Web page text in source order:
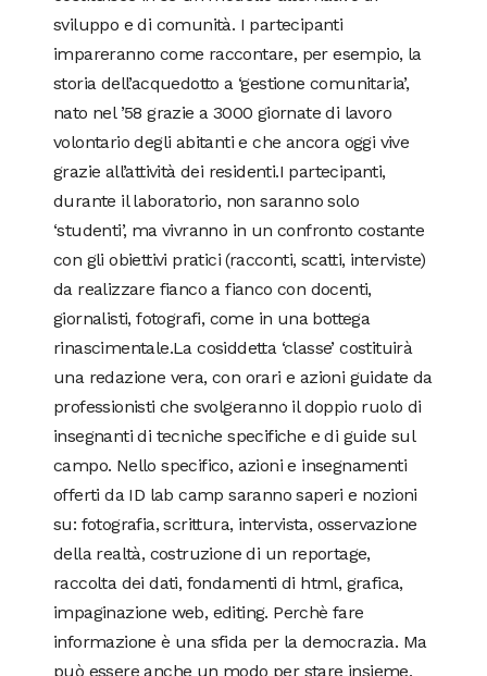
sviluppo e di comunità. I partecipanti
impareranno come raccontare, per esempio, la
storia dell’acquedotto a ‘gestione comunitaria’,
nato nel ’58 grazie a 3000 giornate di lavoro
volontario degli abitanti e che ancora oggi vive
grazie all’attività dei residenti.I partecipanti,
durante il laboratorio, non saranno solo
‘studenti’, ma vivranno in un confronto costante
con gli obiettivi pratici (racconti, scatti, interviste)
da realizzare fianco a fianco con docenti,
giornalisti, fotografi, come in una bottega
rinascimentale.La cosiddetta ‘classe’ costituirà
una redazione vera, con orari e azioni guidate da
professionisti che svolgeranno il doppio ruolo di
insegnanti di tecniche specifiche e di guide sul
campo. Nello specifico, azioni e insegnamenti
offerti da ID lab camp saranno saperi e nozioni
su: fotografia, scrittura, intervista, osservazione
della realtà, costruzione di un reportage,
raccolta dei dati, fondamenti di html, grafica,
impaginazione web, editing. Perchè fare
informazione è una sfida per la democrazia. Ma
può essere anche un modo per stare insieme,